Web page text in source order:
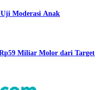
Moderasi Anak
Miliar Molor dari Target